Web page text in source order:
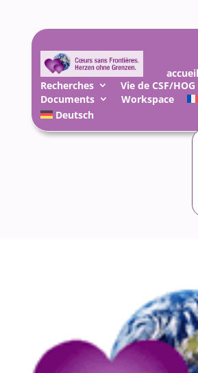
accueil
Recherches
Vie de CSF/HOG
Documents
Workspace
Deutsch